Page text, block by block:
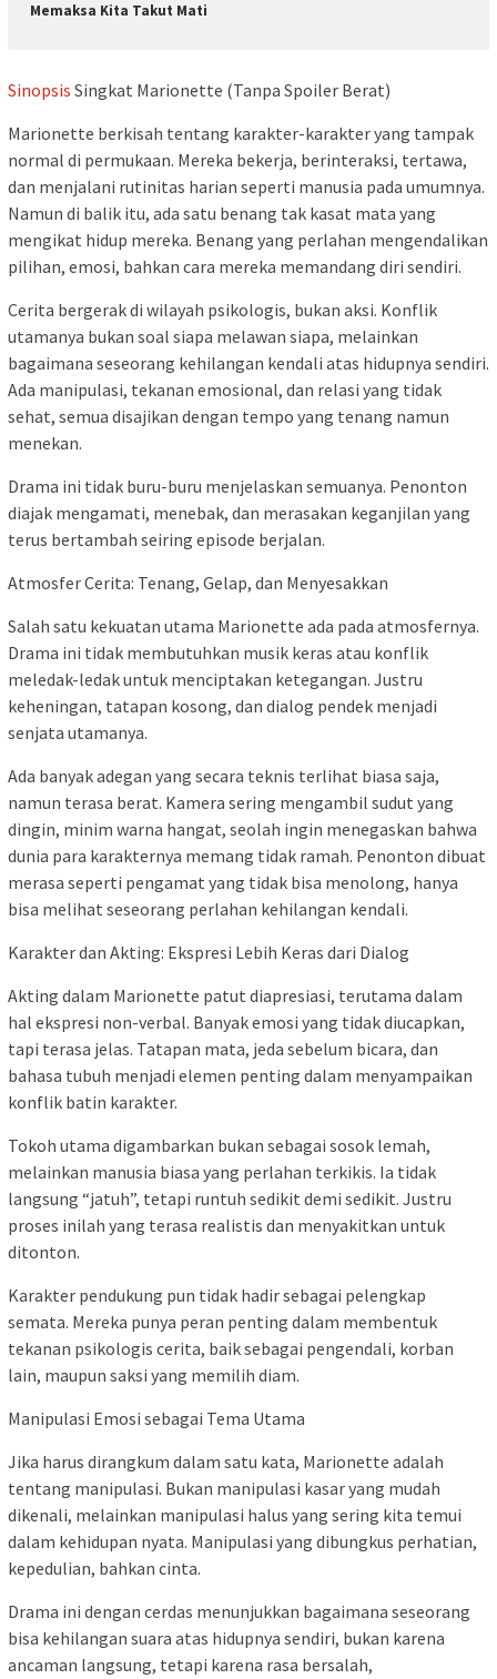
Memaksa Kita Takut Mati
Sinopsis Singkat Marionette (Tanpa Spoiler Berat)
Marionette berkisah tentang karakter-karakter yang tampak
normal di permukaan. Mereka bekerja, berinteraksi, tertawa,
dan menjalani rutinitas harian seperti manusia pada umumnya.
Namun di balik itu, ada satu benang tak kasat mata yang
mengikat hidup mereka. Benang yang perlahan mengendalikan
pilihan, emosi, bahkan cara mereka memandang diri sendiri.
Cerita bergerak di wilayah psikologis, bukan aksi. Konflik
utamanya bukan soal siapa melawan siapa, melainkan
bagaimana seseorang kehilangan kendali atas hidupnya sendiri.
Ada manipulasi, tekanan emosional, dan relasi yang tidak
sehat, semua disajikan dengan tempo yang tenang namun
menekan.
Drama ini tidak buru-buru menjelaskan semuanya. Penonton
diajak mengamati, menebak, dan merasakan keganjilan yang
terus bertambah seiring episode berjalan.
Atmosfer Cerita: Tenang, Gelap, dan Menyesakkan
Salah satu kekuatan utama Marionette ada pada atmosfernya.
Drama ini tidak membutuhkan musik keras atau konflik
meledak-ledak untuk menciptakan ketegangan. Justru
keheningan, tatapan kosong, dan dialog pendek menjadi
senjata utamanya.
Ada banyak adegan yang secara teknis terlihat biasa saja,
namun terasa berat. Kamera sering mengambil sudut yang
dingin, minim warna hangat, seolah ingin menegaskan bahwa
dunia para karakternya memang tidak ramah. Penonton dibuat
merasa seperti pengamat yang tidak bisa menolong, hanya
bisa melihat seseorang perlahan kehilangan kendali.
Karakter dan Akting: Ekspresi Lebih Keras dari Dialog
Akting dalam Marionette patut diapresiasi, terutama dalam
hal ekspresi non-verbal. Banyak emosi yang tidak diucapkan,
tapi terasa jelas. Tatapan mata, jeda sebelum bicara, dan
bahasa tubuh menjadi elemen penting dalam menyampaikan
konflik batin karakter.
Tokoh utama digambarkan bukan sebagai sosok lemah,
melainkan manusia biasa yang perlahan terkikis. Ia tidak
langsung “jatuh”, tetapi runtuh sedikit demi sedikit. Justru
proses inilah yang terasa realistis dan menyakitkan untuk
ditonton.
Karakter pendukung pun tidak hadir sebagai pelengkap
semata. Mereka punya peran penting dalam membentuk
tekanan psikologis cerita, baik sebagai pengendali, korban
lain, maupun saksi yang memilih diam.
Manipulasi Emosi sebagai Tema Utama
Jika harus dirangkum dalam satu kata, Marionette adalah
tentang manipulasi. Bukan manipulasi kasar yang mudah
dikenali, melainkan manipulasi halus yang sering kita temui
dalam kehidupan nyata. Manipulasi yang dibungkus perhatian,
kepedulian, bahkan cinta.
Drama ini dengan cerdas menunjukkan bagaimana seseorang
bisa kehilangan suara atas hidupnya sendiri, bukan karena
ancaman langsung, tetapi karena rasa bersalah,